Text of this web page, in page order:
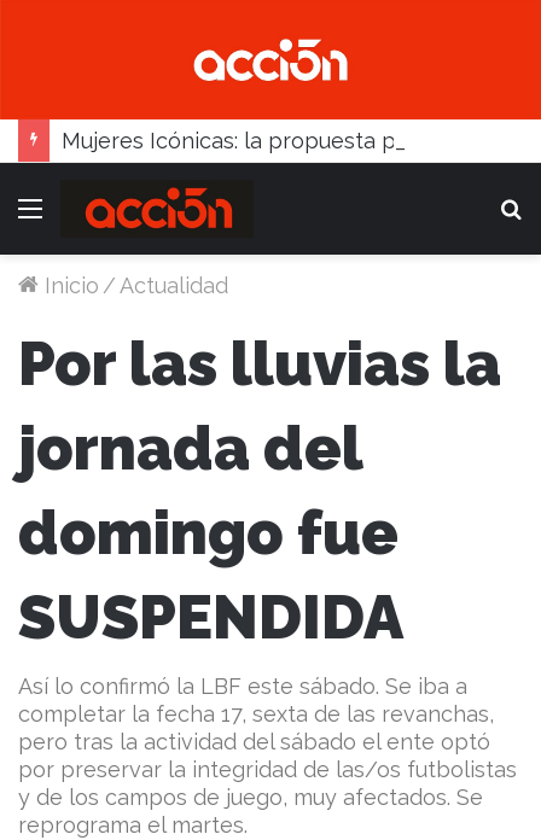
Menú
Inicio /Actualidad
Por las lluvias la
jornada del
domingo fue
SUSPENDIDA
Así lo confirmó la LBF este sábado. Se iba a
completar la fecha 17, sexta de las revanchas,
pero tras la actividad del sábado el ente optó
por preservar la integridad de las/os futbolistas
y de los campos de juego, muy afectados. Se
reprograma el martes.